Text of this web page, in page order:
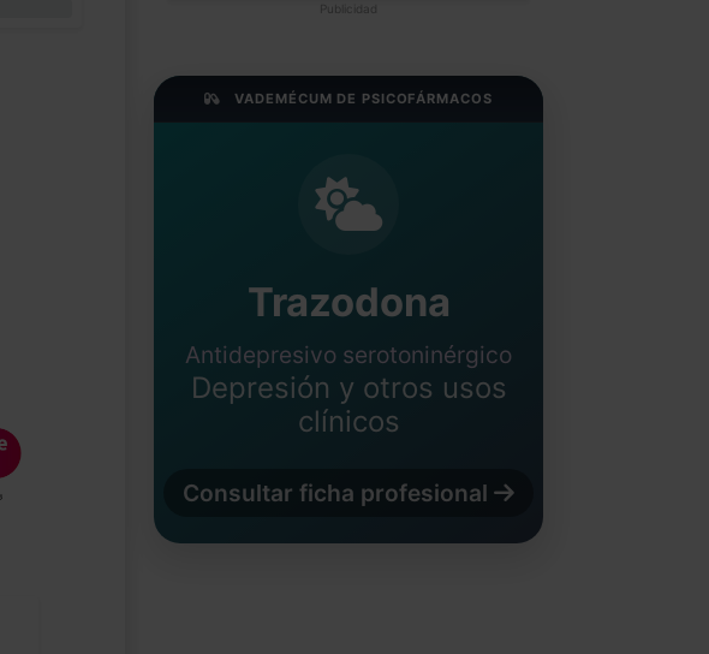
Publicidad
VADEMÉCUM DE PSICOFÁRMACOS
Trazodona
Antidepresivo serotoninérgico
Depresión y otros usos
clínicos
Consultar ficha profesional